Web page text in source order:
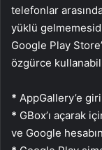
telefonlar
yüklü
Google Play
özgürce
* AppGallery’e
* GBox’ı açarak
ve Google